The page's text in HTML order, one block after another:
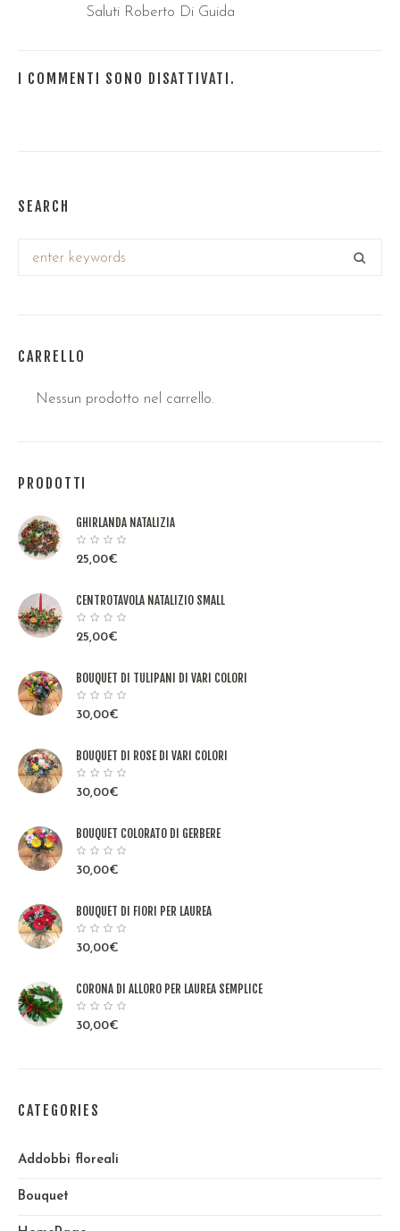
Saluti Roberto Di Guida
I COMMENTI SONO DISATTIVATI.
SEARCH
CARRELLO
Nessun prodotto nel carrello.
PRODOTTI
GHIRLANDA NATALIZIA
25,00€
CENTROTAVOLA NATALIZIO SMALL
25,00€
BOUQUET DI TULIPANI DI VARI COLORI
30,00€
BOUQUET DI ROSE DI VARI COLORI
30,00€
BOUQUET COLORATO DI GERBERE
30,00€
BOUQUET DI FIORI PER LAUREA
30,00€
CORONA DI ALLORO PER LAUREA SEMPLICE
30,00€
CATEGORIES
Addobbi floreali
Bouquet